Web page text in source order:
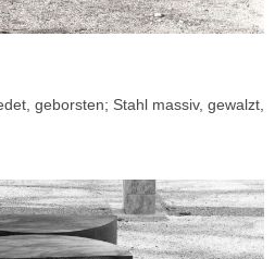
geborsten; Stahl massiv, gewalzt,